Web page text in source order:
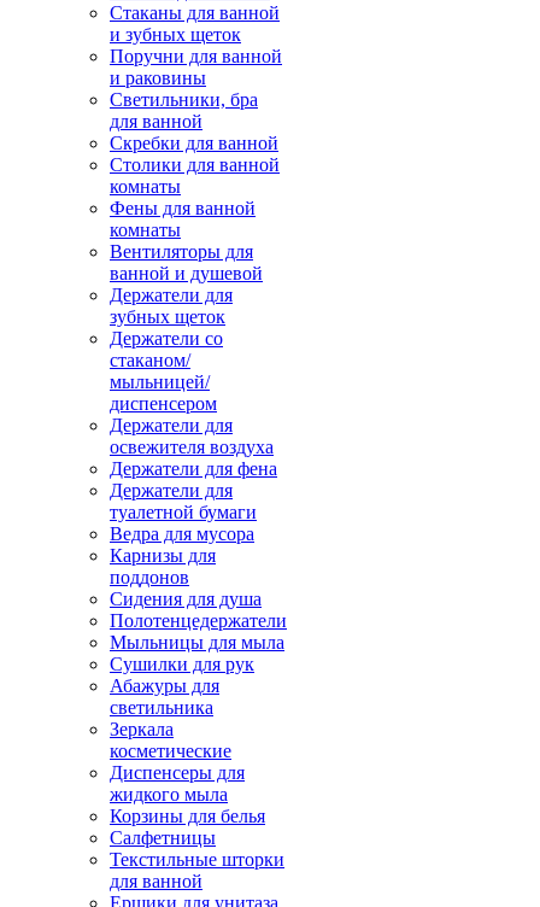
Стаканы для ванной
и зубных щеток
Поручни для ванной
и раковины
Светильники, бра
для ванной
Скребки для ванной
Столики для ванной
комнаты
Фены для ванной
комнаты
Вентиляторы для
ванной и душевой
Держатели для
зубных щеток
Держатели со
стаканом/
мыльницей/
диспенсером
Держатели для
освежителя воздуха
Держатели для фена
Держатели для
туалетной бумаги
Ведра для мусора
Карнизы для
поддонов
Сидения для душа
Полотенцедержатели
Мыльницы для мыла
Сушилки для рук
Абажуры для
светильника
Зеркала
косметические
Диспенсеры для
жидкого мыла
Корзины для белья
Салфетницы
Текстильные шторки
для ванной
Ершики для унитаза